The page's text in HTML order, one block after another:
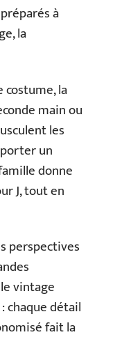
à
la
costume, la
main ou
les
un
donne
J, tout en
perspectives
vintage
chaque détail
fait la